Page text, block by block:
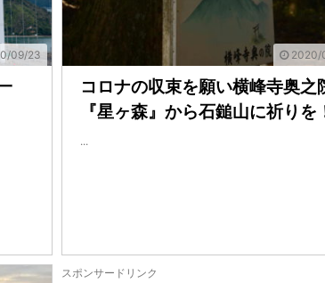
09/23 2020/
コロナの収束を願い横峰寺奥之
『星ヶ森』から石鎚山に祈りを
...
スポンサードリンク